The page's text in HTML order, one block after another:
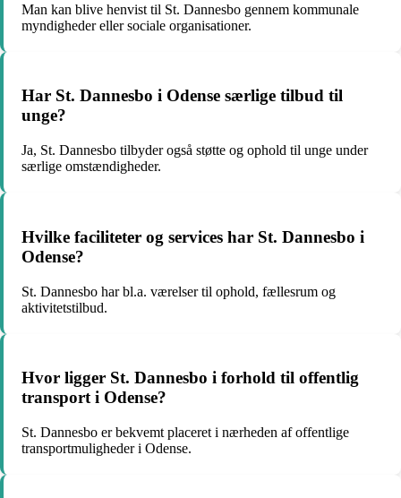
Man kan blive henvist til St. Dannesbo gennem kommunale
myndigheder eller sociale organisationer.
Har St. Dannesbo i Odense særlige tilbud til
unge?
Ja, St. Dannesbo tilbyder også støtte og ophold til unge under
særlige omstændigheder.
Hvilke faciliteter og services har St. Dannesbo i
Odense?
St. Dannesbo har bl.a. værelser til ophold, fællesrum og
aktivitetstilbud.
Hvor ligger St. Dannesbo i forhold til offentlig
transport i Odense?
St. Dannesbo er bekvemt placeret i nærheden af offentlige
transportmuligheder i Odense.